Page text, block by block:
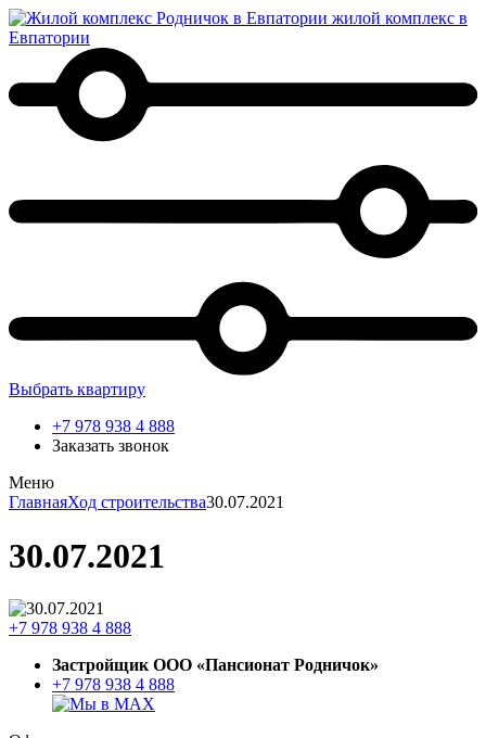
жилой комплекс в
Евпатории
Выбрать квартиру
+7 978 938 4 888
Заказать звонок
Меню
ГлавнаяХод строительства30.07.2021
30.07.2021
+7 978 938 4 888
Застройщик ООО «Пансионат Родничок»
+7 978 938 4 888